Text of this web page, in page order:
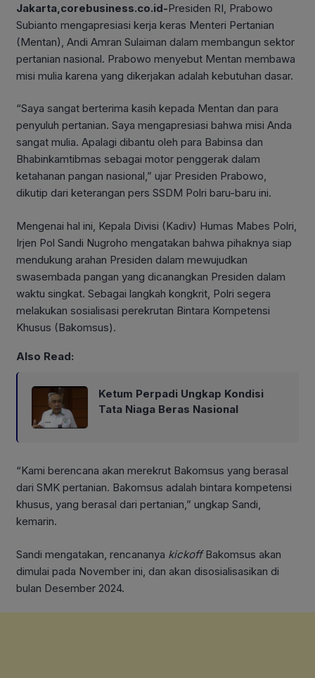
Jakarta,corebusiness.co.id-Presiden RI, Prabowo
Subianto mengapresiasi kerja keras Menteri Pertanian
(Mentan), Andi Amran Sulaiman dalam membangun sektor
pertanian nasional. Prabowo menyebut Mentan membawa
misi mulia karena yang dikerjakan adalah kebutuhan dasar.
“Saya sangat berterima kasih kepada Mentan dan para
penyuluh pertanian. Saya mengapresiasi bahwa misi Anda
sangat mulia. Apalagi dibantu oleh para Babinsa dan
Bhabinkamtibmas sebagai motor penggerak dalam
ketahanan pangan nasional,” ujar Presiden Prabowo,
dikutip dari keterangan pers SSDM Polri baru-baru ini.
Mengenai hal ini, Kepala Divisi (Kadiv) Humas Mabes Polri,
Irjen Pol Sandi Nugroho mengatakan bahwa pihaknya siap
mendukung arahan Presiden dalam mewujudkan
swasembada pangan yang dicanangkan Presiden dalam
waktu singkat. Sebagai langkah kongkrit, Polri segera
melakukan sosialisasi perekrutan Bintara Kompetensi
Khusus (Bakomsus).
Also Read:
Ketum Perpadi Ungkap Kondisi
Tata Niaga Beras Nasional
“Kami berencana akan merekrut Bakomsus yang berasal
dari SMK pertanian. Bakomsus adalah bintara kompetensi
khusus, yang berasal dari pertanian,” ungkap Sandi,
kemarin.
Sandi mengatakan, rencananya kickoffBakomsus akan
dimulai pada November ini, dan akan disosialisasikan di
bulan Desember 2024.